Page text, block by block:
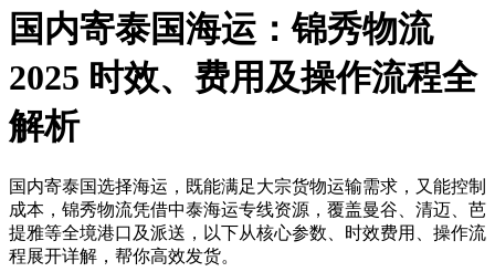
国内寄泰国海运：锦秀物流
2025 时效、费用及操作流程全
解析
国内寄泰国选择海运，既能满足大宗货物运输需求，又能控制
成本，锦秀物流凭借中泰海运专线资源，覆盖曼谷、清迈、芭
提雅等全境港口及派送，以下从核心参数、时效费用、操作流
程展开详解，帮你高效发货。